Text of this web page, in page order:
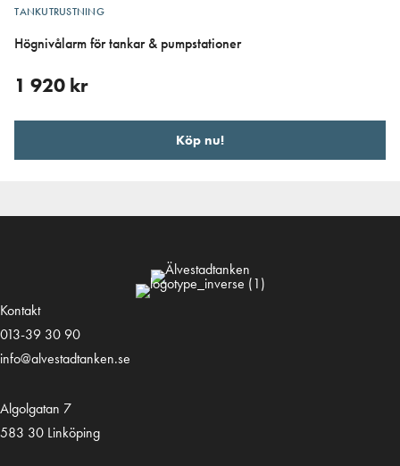
TANKUTRUSTNING
Högnivålarm för tankar & pumpstationer
1 920 kr
Köp nu!
Kontakt
013-39 30 90
info@alvestadtanken.se
Algolgatan 7
583 30 Linköping